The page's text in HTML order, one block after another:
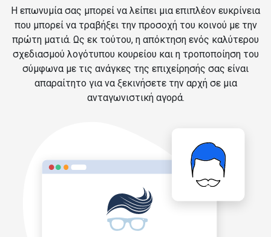
Η επωνυμία σας μπορεί να λείπει μια επιπλέον ευκρίνεια
που μπορεί να τραβήξει την προσοχή του κοινού με την
πρώτη ματιά. Ως εκ τούτου, η απόκτηση ενός καλύτερου
σχεδιασμού λογότυπου κουρείου και η τροποποίηση του
σύμφωνα με τις ανάγκες της επιχείρησής σας είναι
απαραίτητο για να ξεκινήσετε την αρχή σε μια
ανταγωνιστική αγορά.